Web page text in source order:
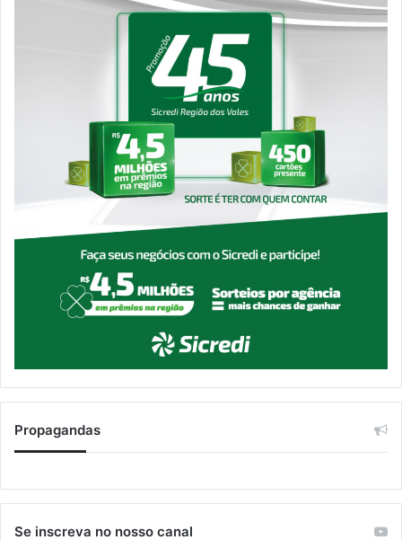
Propagandas
Se inscreva no nosso canal